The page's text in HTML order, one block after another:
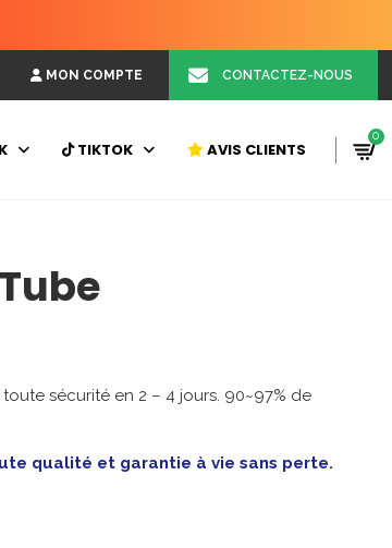
MON COMPTE CONTACTEZ-NOUS
TIKTOK AVIS CLIENTS
0
toute sécurité en 2 – 4 jours. 90~97% de
qualité et garantie à vie sans perte.